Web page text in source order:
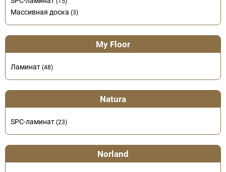
Массивная доска (3)
My Floor
Ламинат (48)
Natura
SPC-ламинат (23)
Norland